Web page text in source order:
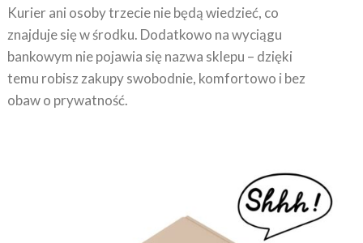
Kurier ani osoby trzecie nie będą wiedzieć, co
znajduje się w środku. Dodatkowo na wyciągu
bankowym nie pojawia się nazwa sklepu – dzięki
temu robisz zakupy swobodnie, komfortowo i bez
obaw o prywatność.